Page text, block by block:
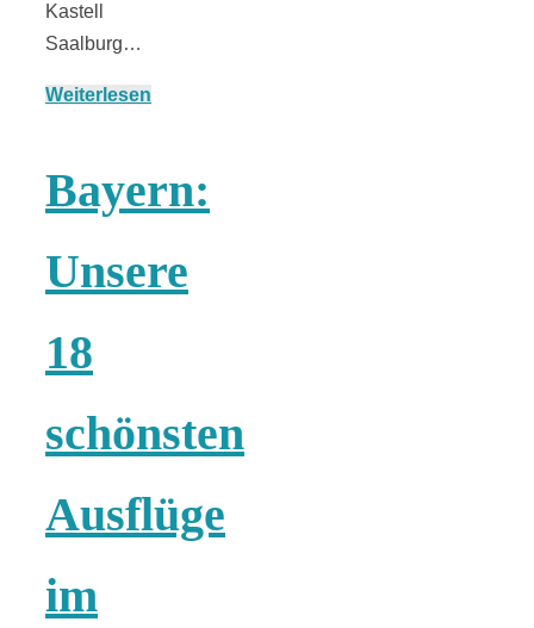
Kastell
Saalburg…
Weiterlesen
Bayern:
Unsere
18
schönsten
Ausflüge
im